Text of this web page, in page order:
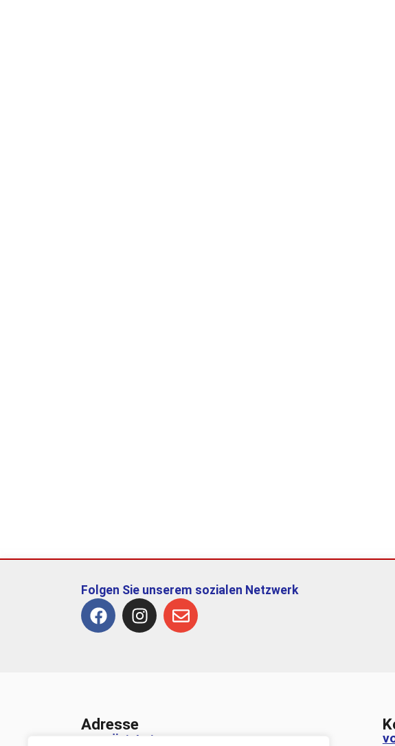
Folgen Sie unserem sozialen Netzwerk
Adresse
TSV Ötisheim